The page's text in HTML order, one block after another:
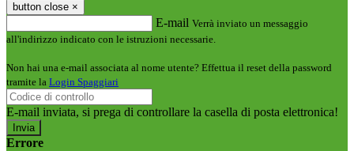
button close ×
E-mail Verrà inviato un messaggio
all'indirizzo indicato con le istruzioni necessarie.
Non hai una e-mail associata al nome utente? Effettua il reset della password
tramite la Login Spaggiari
E-mail inviata, si prega di controllare la casella di posta elettronica!
Errore